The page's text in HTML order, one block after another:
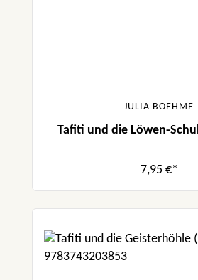
JULIA BOEHME
Tafiti und die Löwen-
7,95 €*